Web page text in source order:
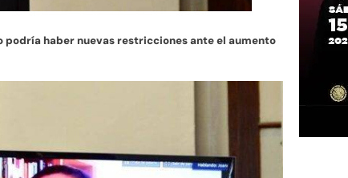
podría haber nuevas restricciones ante el aumento